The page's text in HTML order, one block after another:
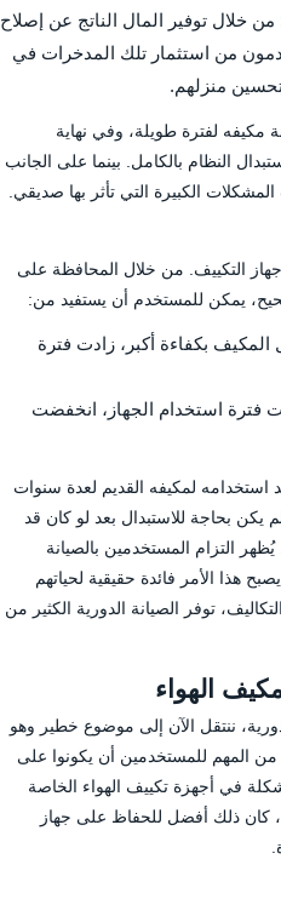
من خلال توفير المال الناتج عن إصلاح
من استثمار تلك المدخرات في
منزلهم.
مكيفه لفترة طويلة، وفي نهاية
النظام بالكامل. بينما على الجانب
الكبيرة التي تأثر بها صديقي.
التكييف. من خلال المحافظة على
يمكن للمستخدم أن يستفيد من:
بكفاءة أكبر، زادت فترة
فترة استخدام الجهاز، انخفضت
استخدامه لمكيفه القديم لعدة سنوات
يكن بحاجة للاستبدال بعد لو كان قد
التزام المستخدمين بالصيانة
هذا الأمر فائدة حقيقية لحياتهم
توفر الصيانة الدورية الكثير من
الهواء
ننتقل الآن إلى موضوع خطير وهو
من المهم للمستخدمين أن يكونوا على
في أجهزة تكييف الهواء الخاصة
كان ذلك أفضل للحفاظ على جهاز